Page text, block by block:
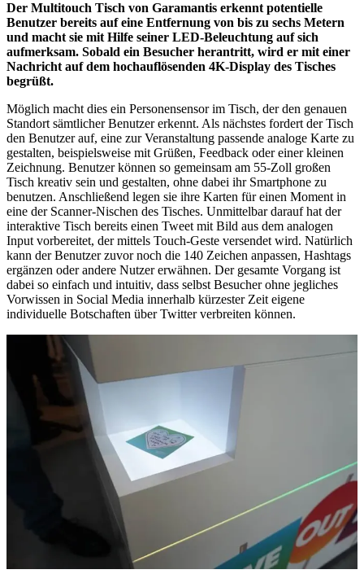
Der Multitouch Tisch von Garamantis erkennt potentielle
Benutzer bereits auf eine Entfernung von bis zu sechs Metern
und macht sie mit Hilfe seiner LED-Beleuchtung auf sich
aufmerksam. Sobald ein Besucher herantritt, wird er mit einer
Nachricht auf dem hochauflösenden 4K-Display des Tisches
begrüßt.
Möglich macht dies ein Personensensor im Tisch, der den genauen
Standort sämtlicher Benutzer erkennt. Als nächstes fordert der Tisch
den Benutzer auf, eine zur Veranstaltung passende analoge Karte zu
gestalten, beispielsweise mit Grüßen, Feedback oder einer kleinen
Zeichnung. Benutzer können so gemeinsam am 55-Zoll großen
Tisch kreativ sein und gestalten, ohne dabei ihr Smartphone zu
benutzen. Anschließend legen sie ihre Karten für einen Moment in
eine der Scanner-Nischen des Tisches. Unmittelbar darauf hat der
interaktive Tisch bereits einen Tweet mit Bild aus dem analogen
Input vorbereitet, der mittels Touch-Geste versendet wird. Natürlich
kann der Benutzer zuvor noch die 140 Zeichen anpassen, Hashtags
ergänzen oder andere Nutzer erwähnen. Der gesamte Vorgang ist
dabei so einfach und intuitiv, dass selbst Besucher ohne jegliches
Vorwissen in Social Media innerhalb kürzester Zeit eigene
individuelle Botschaften über Twitter verbreiten können.